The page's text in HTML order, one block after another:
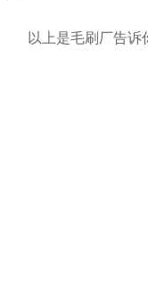
以上是毛刷厂告诉你